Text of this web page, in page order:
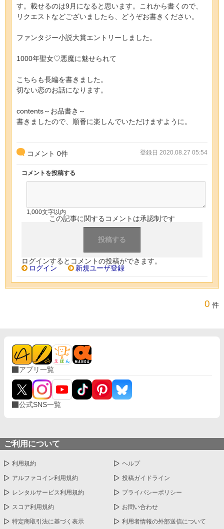
す。載せるのは9月になると思います。これから書くので、
リクエストなどございましたら、どうぞお書きください。
ファンタジー小説大賞エントリーしました。
1000年聖女♡悪魔に魅せられて
こちらも長編を書きました。
切ない恋のお話になります。
contents～お品書き～
書きましたので、順番に楽しんでいただけますように。
コメント 0件 登録日 2020.08.27 05:54
コメントを投稿する
1,000文字以内
この記事に関するコメントは承認制です
ログインするとコメントの投稿ができます。
ログイン
新規ユーザ登録
0 件
アプリ一覧
公式SNS一覧
ご利用について
利用規約 ヘルプ
アルファコイン利用規約 投稿ガイドライン
レンタルサービス利用規約 プライバシーポリシー
スコア利用規約 お問い合わせ
特定商取引法に基づく表示 利用者情報の外部送信について